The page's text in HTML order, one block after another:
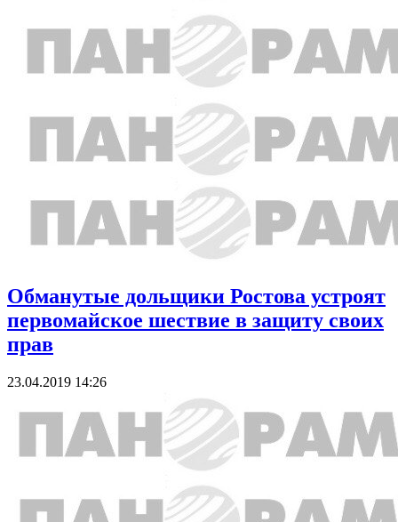
Обманутые дольщики Ростова устроят
первомайское шествие в защиту своих
прав
23.04.2019 14:26